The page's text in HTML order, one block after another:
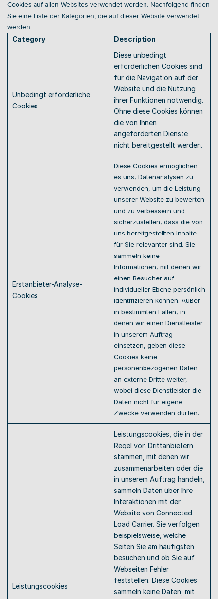
Cookies auf allen Websites verwendet werden. Nachfolgend finden
Sie eine Liste der Kategorien, die auf dieser Website verwendet
werden.
Category
Description
Unbedingt erforderliche
Cookies
Diese unbedingt
erforderlichen Cookies sind
für die Navigation auf der
Website und die Nutzung
ihrer Funktionen notwendig.
Ohne diese Cookies können
die von Ihnen
angeforderten Dienste
nicht bereitgestellt werden.
Erstanbieter-Analyse-
Cookies
Diese Cookies ermöglichen
es uns, Datenanalysen zu
verwenden, um die Leistung
unserer Website zu bewerten
und zu verbessern und
sicherzustellen, dass die von
uns bereitgestellten Inhalte
für Sie relevanter sind. Sie
sammeln keine
Informationen, mit denen wir
einen Besucher auf
individueller Ebene persönlich
identifizieren können. Außer
in bestimmten Fällen, in
denen wir einen Dienstleister
in unserem Auftrag
einsetzen, geben diese
Cookies keine
personenbezogenen Daten
an externe Dritte weiter,
wobei diese Dienstleister die
Daten nicht für eigene
Zwecke verwenden dürfen.
Leistungscookies
Leistungscookies, die in der
Regel von Drittanbietern
stammen, mit denen wir
zusammenarbeiten oder die
in unserem Auftrag handeln,
sammeln Daten über Ihre
Interaktionen mit der
Website von Connected
Load Carrier. Sie verfolgen
beispielsweise, welche
Seiten Sie am häufigsten
besuchen und ob Sie auf
Webseiten Fehler
feststellen. Diese Cookies
sammeln keine Daten, mit